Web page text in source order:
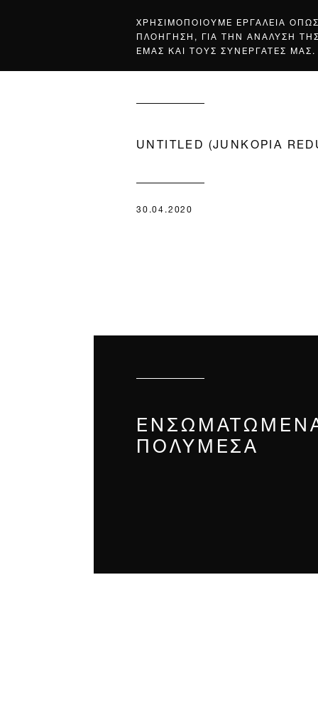
ΧΡΗΣΙΜΟΠΟΙΟΥΜΕ ΕΡΓΑΛΕΙΑ
ΠΛΟΗΓΗΣΗ, ΓΙΑ ΤΗΝ ΑΝΑΛΥΣΗ
ΕΜΑΣ ΚΑΙ ΤΟΥΣ ΣΥΝΕΡΓΑΤΕΣ ΜΑΣ.
UNTITLED (JUNKOPIA
30.04.2020
ΠΟΛΥΜΈΣΑ